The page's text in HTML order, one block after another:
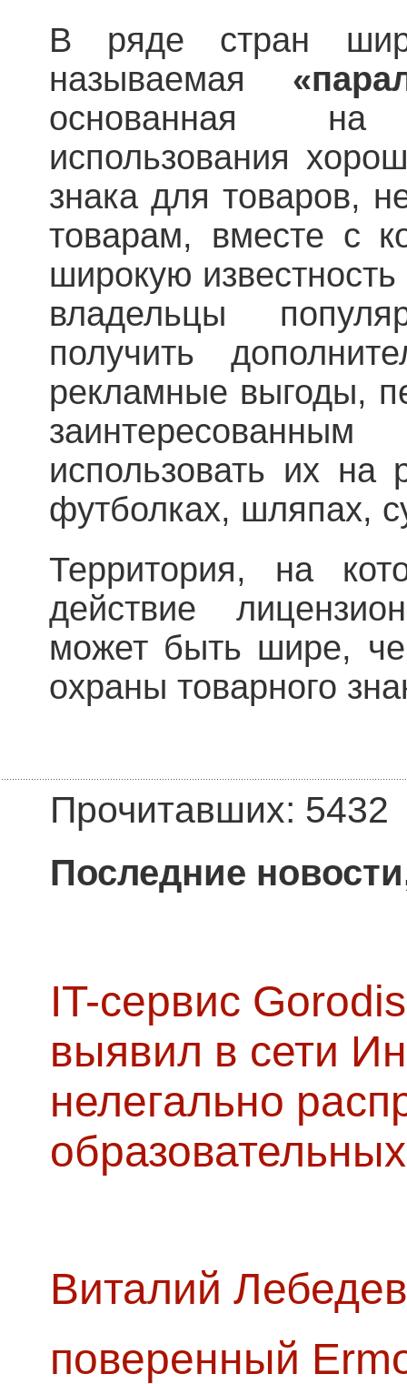
В ряде стран
называемая
основанная
использования
знака для товаров,
товарам, вместе с
широкую
владельцы
получить
рекламные выгоды,
использовать их на
футболках, шляпах,
Территория, на
действие
может быть шире,
охраны товарного
Прочитавших: 5432
Последние
IT-сервис
выявил в сети
нелегально
Виталий
поверенный